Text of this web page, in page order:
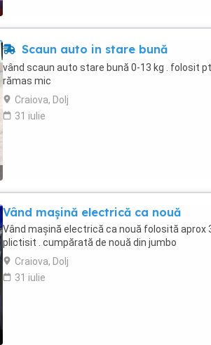
Scaun auto in stare bună
vând scaun auto stare bună 0-13 kg . folosit
rămas mic
Craiova, Dolj
31 iulie
Vând mașină electrică ca nouă
Vând mașină electrică ca nouă folosită aprox
plictisit . cumpărată de nouă din jumbo
Craiova, Dolj
31 iulie